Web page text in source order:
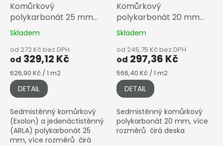
Komůrkový
polykarbonát 25 mm
čirá
Skladem
od 272 Kč bez DPH
od 329,12 Kč
Měrná
cena:
626,90 Kč / 1 m2
DETAIL
Sedmistěnný komůrkový
(Exolon) a jedenáctistěnný
(ARLA) polykarbonát 25
mm, více rozměrů čirá
Komůrkový
polykarbonát 20 mm
čirá
Skladem
od 245,75 Kč bez DPH
od 297,36 Kč
Měrná
cena:
566,40 Kč / 1 m2
DETAIL
Sedmistěnný komůrkový
polykarbonát 20 mm, více
rozměrů čirá deska